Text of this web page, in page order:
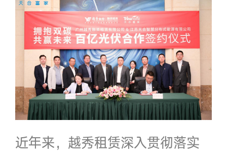
近年来，越秀租赁深入贯彻落实